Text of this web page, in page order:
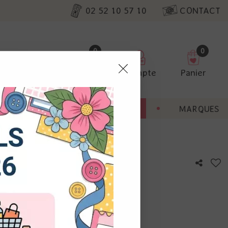
02 52 10 57 10 CONTACT
0
Compte
0
Panier
BONNES AFFAIRES MARQUES
avis !
nos
non
Vous
à droite